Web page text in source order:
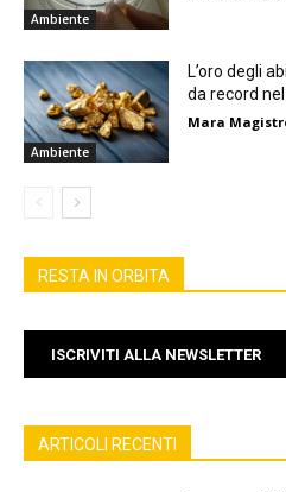
Ambiente
Ambiente
L’oro degli
da record
Mara
RESTA IN ORBITA
ISCRIVITI ALLA NEWSLETTER
ARTICOLI RECENTI